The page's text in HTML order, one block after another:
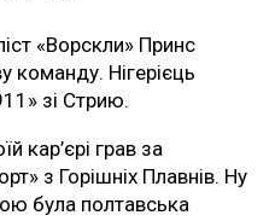
«Ворскли» Принс
команду. Нігерієць
зі Стрию.
кар’єрі грав за
з Горішніх Плавнів. Ну
була полтавська